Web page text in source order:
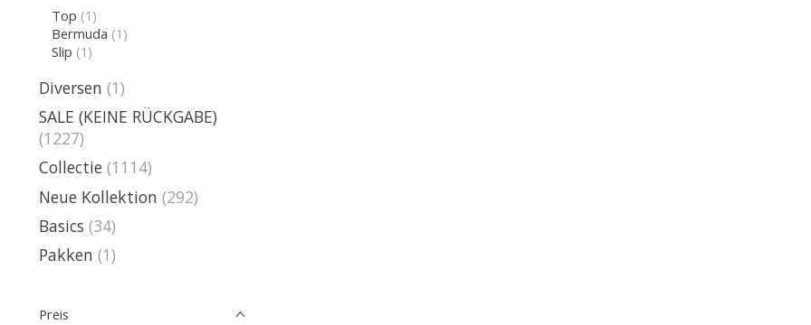
Top (1)
Bermuda (1)
Slip (1)
Diversen (1)
SALE (KEINE RÜCKGABE)
(1227)
Collectie (1114)
Neue Kollektion (292)
Basics (34)
Pakken (1)
Preis